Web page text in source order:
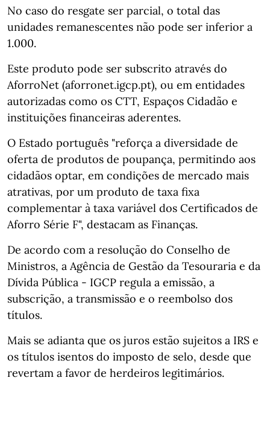
No caso do resgate ser parcial, o total das
unidades remanescentes não pode ser inferior a
1.000.
Este produto pode ser subscrito através do
AforroNet (aforronet.igcp.pt), ou em entidades
autorizadas como os CTT, Espaços Cidadão e
instituições financeiras aderentes.
O Estado português "reforça a diversidade de
oferta de produtos de poupança, permitindo aos
cidadãos optar, em condições de mercado mais
atrativas, por um produto de taxa fixa
complementar à taxa variável dos Certificados de
Aforro Série F", destacam as Finanças.
De acordo com a resolução do Conselho de
Ministros, a Agência de Gestão da Tesouraria e da
Dívida Pública - IGCP regula a emissão, a
subscrição, a transmissão e o reembolso dos
títulos.
Mais se adianta que os juros estão sujeitos a IRS e
os títulos isentos do imposto de selo, desde que
revertam a favor de herdeiros legitimários.